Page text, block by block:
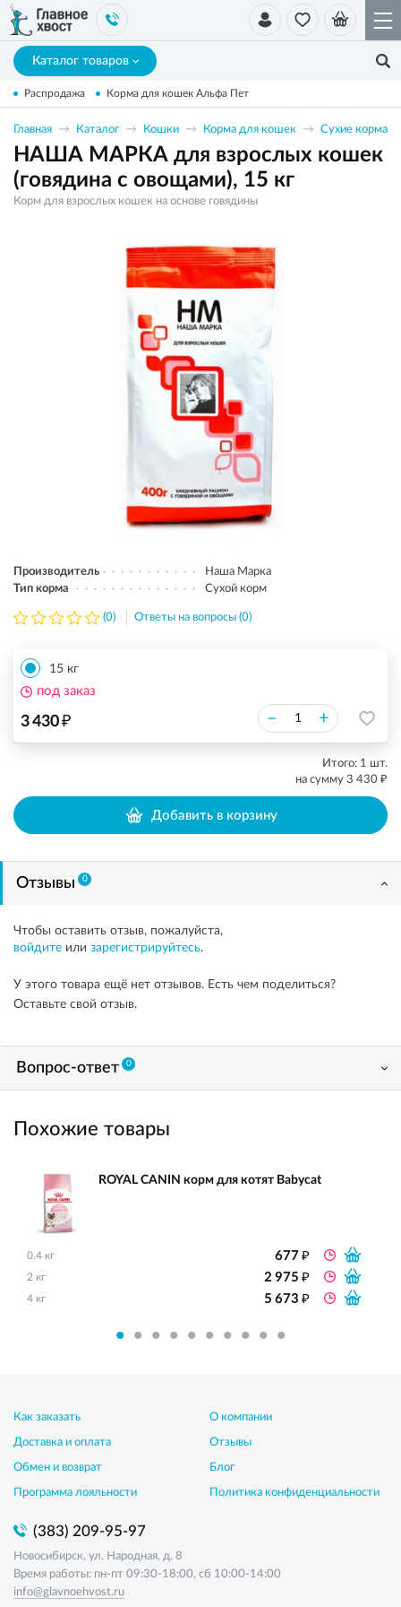
Каталог товаров
Распродажа Корма для кошек Альфа Пет
Главная Каталог Кошки Корма для кошек Сухие корма
НАША МАРКА для взрослых кошек
(говядина с овощами), 15 кг
Корм для взрослых кошек на основе говядины
Производитель
Наша Марка
Тип корма
Сухой корм
(0) Ответы на вопросы (0)
15 кг
3 430₽ – +
под заказ
Итого: 1 шт.
на сумму 3 430 ₽
Добавить в корзину
Отзывы 0
Чтобы оставить отзыв, пожалуйста,
войдите или зарегистрируйтесь.
У этого товара ещё нет отзывов. Есть чем поделиться?
Оставьте свой отзыв.
Вопрос-ответ 0
Похожие товары
ROYAL CANIN корм для котят Babycat
0.4 кг 677₽
2 кг 2 975₽
4 кг 5 673₽
Как заказать
Доставка и оплата
Обмен и возврат
Программа лояльности
О компании
Отзывы
Блог
Политика конфиденциальности
(383) 209-95-97
Новосибирск, ул. Народная, д. 8
Время работы: пн-пт 09:30-18:00, сб 10:00-14:00
info@glavnoehvost.ru